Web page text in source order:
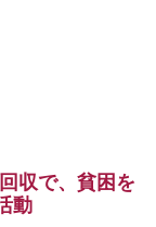
収で、貧困を
動